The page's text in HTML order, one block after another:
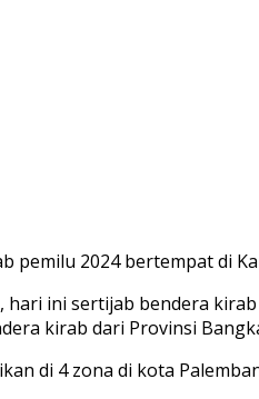
pemilu 2024 bertempat di
hari ini sertijab bendera
kirab dari Provinsi
di 4 zona di kota